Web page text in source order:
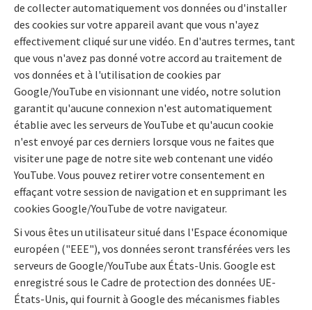
de collecter automatiquement vos données ou d'installer
des cookies sur votre appareil avant que vous n'ayez
effectivement cliqué sur une vidéo. En d'autres termes, tant
que vous n'avez pas donné votre accord au traitement de
vos données et à l'utilisation de cookies par
Google/YouTube en visionnant une vidéo, notre solution
garantit qu'aucune connexion n'est automatiquement
établie avec les serveurs de YouTube et qu'aucun cookie
n'est envoyé par ces derniers lorsque vous ne faites que
visiter une page de notre site web contenant une vidéo
YouTube. Vous pouvez retirer votre consentement en
effaçant votre session de navigation et en supprimant les
cookies Google/YouTube de votre navigateur.
Si vous êtes un utilisateur situé dans l'Espace économique
européen ("EEE"), vos données seront transférées vers les
serveurs de Google/YouTube aux États-Unis. Google est
enregistré sous le Cadre de protection des données UE-
États-Unis, qui fournit à Google des mécanismes fiables